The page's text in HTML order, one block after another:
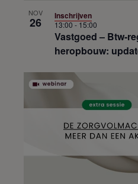
NOV
26
Vastgoed – Btw-
heropbouw:
13:00-15:00
Inschrijven